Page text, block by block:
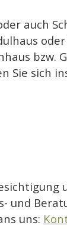
auch
oder
bzw.
Sie sich
und
uns: